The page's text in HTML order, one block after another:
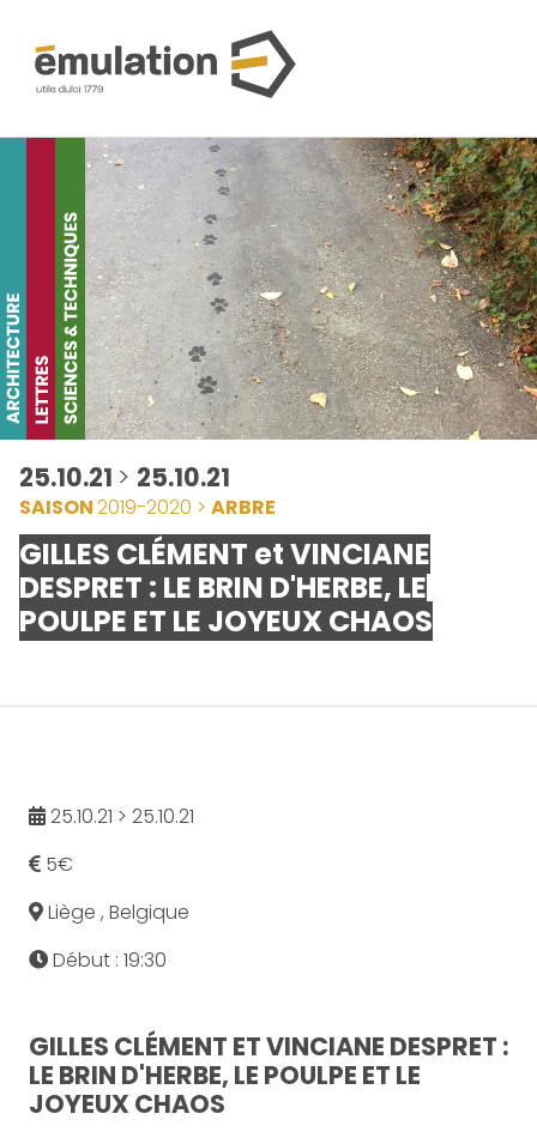
25.10.21 > 25.10.21
SAISON2019-2020 > ARBRE
GILLES CLÉMENT et VINCIANE
DESPRET : LE BRIN D'HERBE, LE
POULPE ET LE JOYEUX CHAOS
25.10.21 > 25.10.21
5€
Liège , Belgique
Début : 19:30
GILLES CLÉMENT ET VINCIANE DESPRET :
LE BRIN D'HERBE, LE POULPE ET LE
JOYEUX CHAOS